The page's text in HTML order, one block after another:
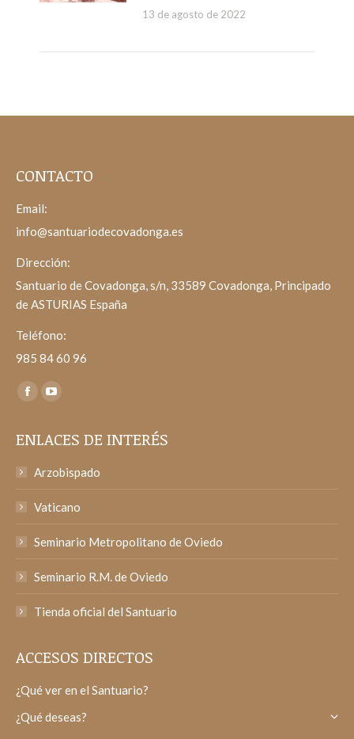
13 de agosto de 2022
CONTACTO
Email:
info@santuariodecovadonga.es
Dirección:
Santuario de Covadonga, s/n, 33589 Covadonga, Principado
de ASTURIAS España
Teléfono:
985 84 60 96
Encuéntranos en:
Facebook
opens
window
YouTube
opens
window
ENLACES DE INTERÉS
Arzobispado
Vaticano
Seminario Metropolitano de Oviedo
Seminario R.M. de Oviedo
Tienda oficial del Santuario
ACCESOS DIRECTOS
¿Qué ver en el Santuario?
¿Qué deseas?